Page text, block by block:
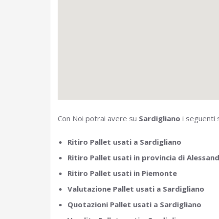
Con Noi potrai avere su Sardigliano i seguenti
Ritiro Pallet usati a Sardigliano
Ritiro Pallet usati in provincia di
Ritiro Pallet usati in Piemonte
Valutazione Pallet usati a Sardigliano
Quotazioni Pallet usati a Sardigliano